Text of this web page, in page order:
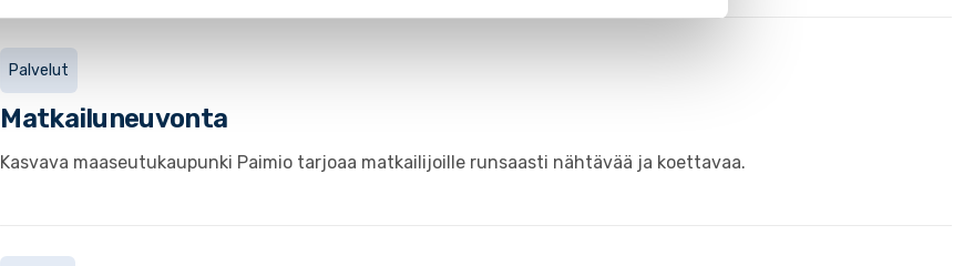
Palvelut
Matkailuneuvonta
Kasvava maaseutukaupunki Paimio tarjoaa matkailijoille runsaasti nähtävää ja koettavaa.